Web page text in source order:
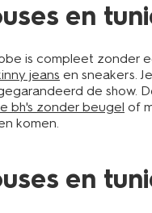
en
is compleet zonder
jeans en sneakers.
de show.
bh's zonder beugel of
komen.
en